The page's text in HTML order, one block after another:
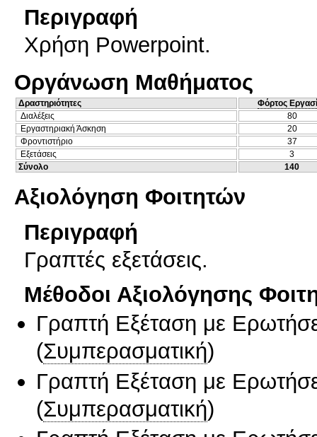
Περιγραφή
Χρήση Powerpoint.
Οργάνωση Μαθήματος
Δραστηριότητες
Φόρτος
Διαλέξεις
80
Εργαστηριακή Άσκηση
20
Φροντιστήριο
37
Εξετάσεις
3
Σύνολο
140
Αξιολόγηση Φοιτητών
Περιγραφή
Γραπτές εξετάσεις.
Μέθοδοι Αξιολόγησης
Γραπτή Εξέταση με
(Συμπερασματική)
Γραπτή Εξέταση με
(Συμπερασματική)